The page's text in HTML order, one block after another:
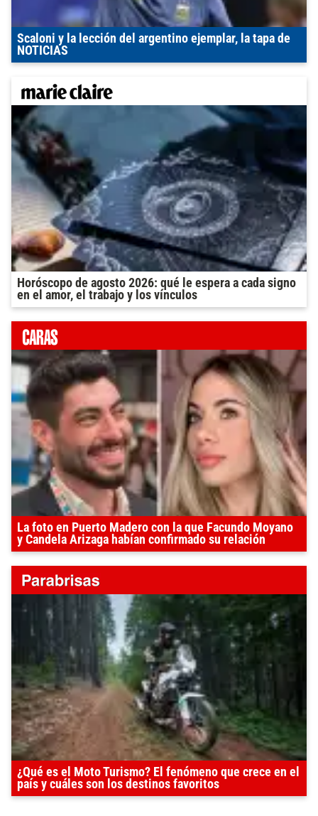
Scaloni y la lección del argentino ejemplar, la tapa de
NOTICIAS
Horóscopo de agosto 2026: qué le espera a cada signo
en el amor, el trabajo y los vínculos
La foto en Puerto Madero con la que Facundo Moyano
y Candela Arizaga habían confirmado su relación
¿Qué es el Moto Turismo? El fenómeno que crece en el
país y cuáles son los destinos favoritos